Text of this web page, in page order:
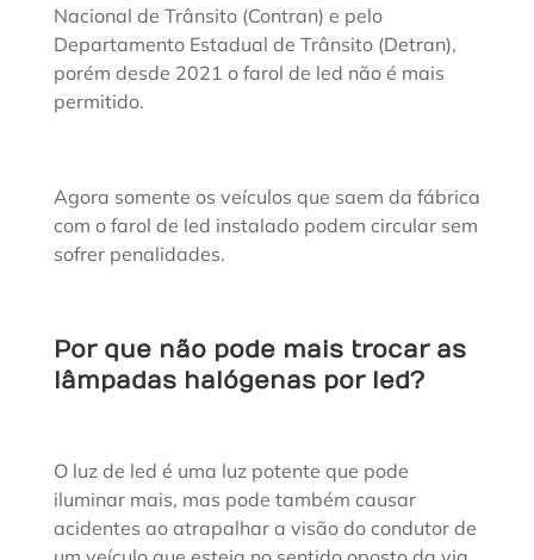
Nacional de Trânsito (Contran) e pelo
Departamento Estadual de Trânsito (Detran),
porém desde 2021 o farol de led não é mais
permitido.
Agora somente os veículos que saem da fábrica
com o farol de led instalado podem circular sem
sofrer penalidades.
Por que não pode mais trocar as
lâmpadas halógenas por led?
O luz de led é uma luz potente que pode
iluminar mais, mas pode também causar
acidentes ao atrapalhar a visão do condutor de